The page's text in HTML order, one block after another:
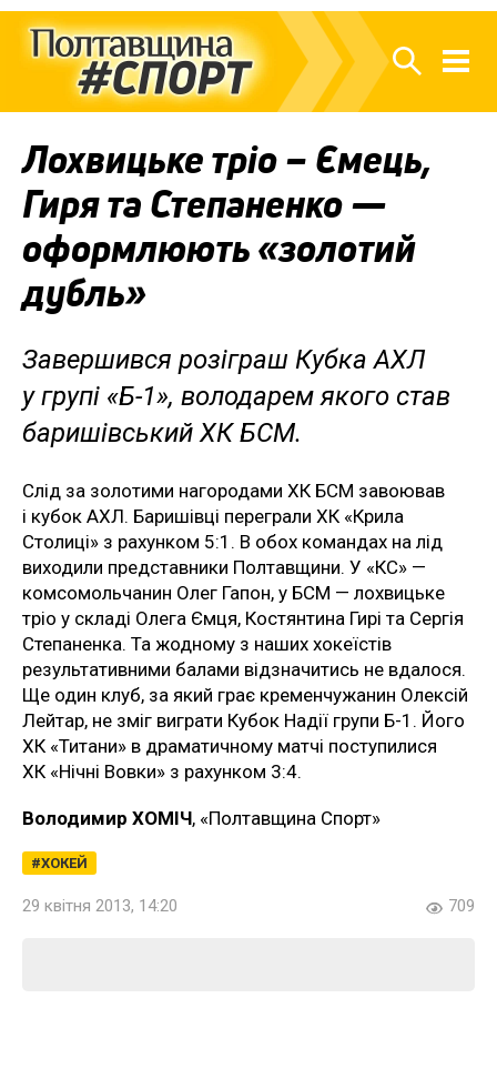
Лохвицьке тріо – Ємець,
Гиря та Степаненко —
оформлюють «золотий
дубль»
Завершився розіграш Кубка АХЛ
у групі «Б-1», володарем якого став
баришівський ХК БСМ.
Слід за золотими нагородами ХК БСМ завоював
і кубок АХЛ. Баришівці переграли ХК «Крила
Столиці» з рахунком 5:1. В обох командах на лід
виходили представники Полтавщини. У «КС» —
комсомольчанин Олег Гапон, у БСМ — лохвицьке
тріо у складі Олега Ємця, Костянтина Гирі та Сергія
Степаненка. Та жодному з наших хокеїстів
результативними балами відзначитись не вдалося.
Ще один клуб, за який грає кременчужанин Олексій
Лейтар, не зміг виграти Кубок Надії групи Б-1. Його
ХК «Титани» в драматичному матчі поступилися
ХК «Нічні Вовки» з рахунком 3:4.
Володимир ХОМІЧ, «Полтавщина Спорт»
ХОКЕЙ
29 квітня 2013, 14:20 709